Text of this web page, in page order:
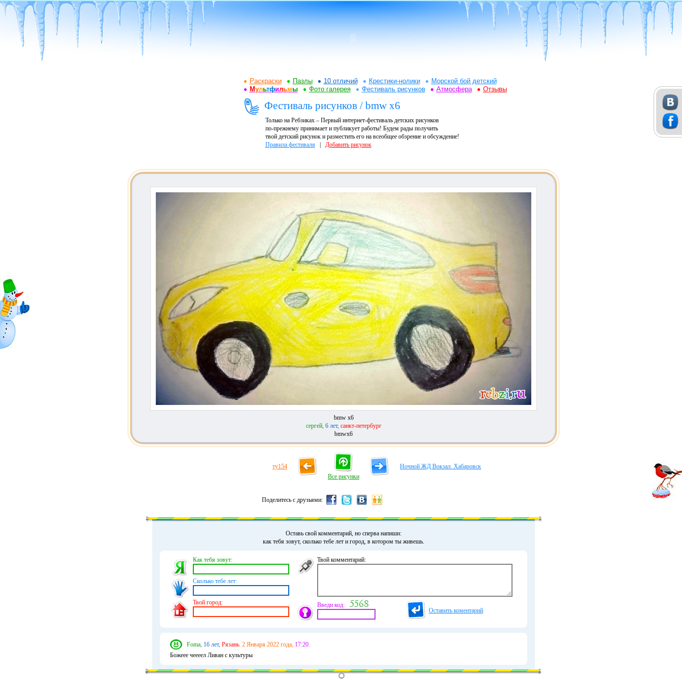
Раскраски Пазлы 10 отличий Крестики-нолики
Морской бой детский
Мультфильмы Фото галерея Фестиваль рисунков Атмосфера Отзывы
Фестиваль рисунков / bmw x6
Только на Ребзиках – Первый интернет-фестиваль детских рисунков
по-прежнему принимает и публикует работы! Будем рады получить
твой детский рисунок и разместить его на всеобщее обзрение и обсуждение!
Правила фестиваля| Добавить рисунок
bmw x6
сергей, 6 лет, санкт-петербург
bmwx6
ту154
Все рисунки
Ночной ЖД Вокзал. Хабаровск
Поделитесь с друзьями:
Оставь свой комментарий, но сперва напиши:
как тебя зовут, сколько тебе лет и город, в котором ты живешь.
Как тебя зовут:
Сколько тебе лет:
Твой город:
Твой комментарий:
Введи код:
Оставить коментарий
Foma, 16 лет, Рязань. 2 Января 2022 года, 17:20.
Божеее чеееел Ливан с культуры